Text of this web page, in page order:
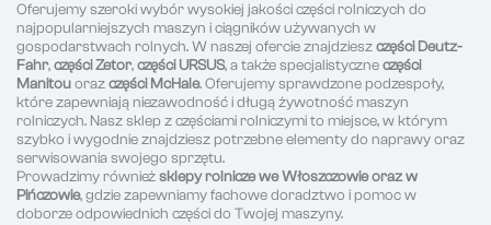
Oferujemy szeroki wybór wysokiej jakości części rolniczych do
najpopularniejszych maszyn i ciągników używanych w
gospodarstwach rolnych. W naszej ofercie znajdzieszczęści Deutz-
Fahr,części Zetor,części URSUS, a także specjalistyczneczęści
Manitouorazczęści McHale. Oferujemy sprawdzone podzespoły,
które zapewniają niezawodność i długą żywotność maszyn
rolniczych. Nasz sklep z częściami rolniczymi to miejsce, w którym
szybko i wygodnie znajdziesz potrzebne elementy do naprawy oraz
serwisowania swojego sprzętu.
Prowadzimy równieżsklepy rolnicze we Włoszczowie oraz w
Pińczowie, gdzie zapewniamy fachowe doradztwo i pomoc w
doborze odpowiednich części do Twojej maszyny.